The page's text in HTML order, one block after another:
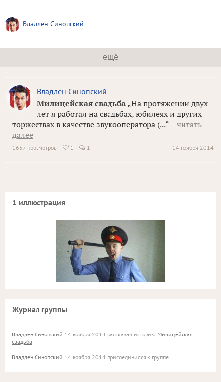
Владлен Синопский
ещё
Владлен Синопский
Милицейская свадьба „На протяжении двух
лет я работал на свадьбах, юбилеях и других
торжествах в качестве звукооператора (...“ – читать
далее
14 ноября 2014
1657 просмотров  1 1
1 иллюстрация
Журнал группы
Владлен Синопский 14 ноября 2014 рассказал историю Милицейская
свадьба
Владлен Синопский 14 ноября 2014 присоединился к группе